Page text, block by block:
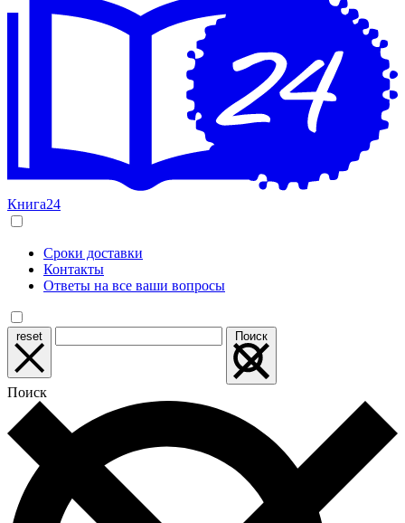
Книга24
Сроки доставки
Контакты
Ответы на все ваши вопросы
reset Поиск
Поиск